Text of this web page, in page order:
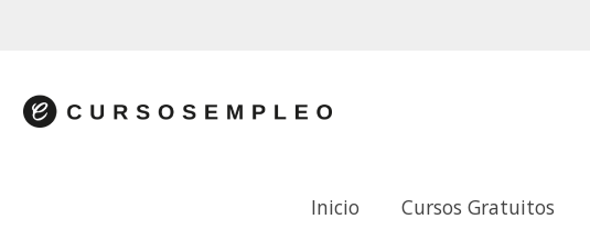
Inicio Cursos Gratuitos